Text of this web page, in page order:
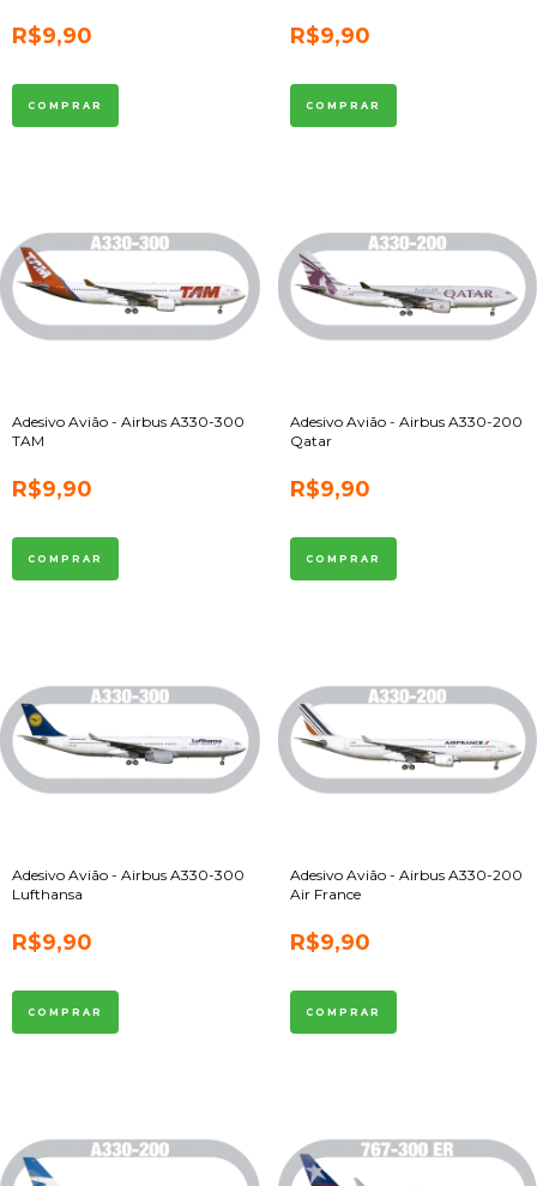
R$9,90 R$9,90
Adesivo Avião - Airbus A330-300
TAM
R$9,90
Adesivo Avião - Airbus A330-200
Qatar
R$9,90
Adesivo Avião - Airbus A330-300
Lufthansa
R$9,90
Adesivo Avião - Airbus A330-200
Air France
R$9,90